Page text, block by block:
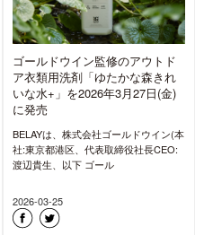
ゴールドウイン監修のアウトド
ア衣類用洗剤「ゆたかな森きれ
いな水+」を2026年3月27日(金)
に発売
BELAYは、株式会社ゴールドウイン(本
社:東京都港区、代表取締役社長CEO:
渡辺貴生、以下 ゴール
2026-03-25